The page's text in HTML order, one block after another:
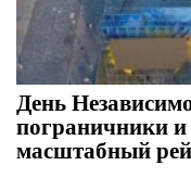
День
пограничники и
масштабный